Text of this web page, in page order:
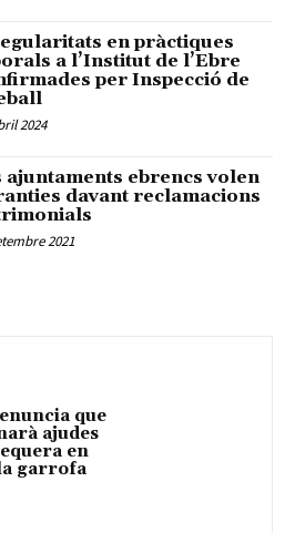
en pràctiques
a l’Institut de l’Ebre
per Inspecció de
2024
ajuntaments ebrencs volen
davant reclamacions
2021
que
ajudes
en
garrofa